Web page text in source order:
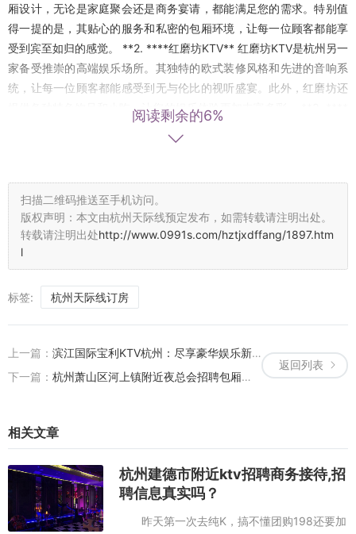
厢设计，无论是家庭聚会还是商务宴请，都能满足您的需求。特别值
得一提的是，其贴心的服务和私密的包厢环境，让每一位顾客都能享
受到宾至如归的感觉。 **2. ****红磨坊KTV** 红磨坊KTV是杭州另一
家备受推崇的高端娱乐场所。其独特的欧式装修风格和先进的音响系
统，让每一位顾客都能感受到无与伦比的视听盛宴。此外，红磨坊还
提供各种特色饮品和小吃，让您的娱乐体验更加丰富多彩。 **3. ****
钱柜KTV** 钱柜KTV以其专业的服务和丰富的曲库闻名于杭州。这里
不仅拥有数千首经典及流行歌曲，还配备了先进的音响设备。无论是
设计和贴心的服务，让每一位顾客都能感受到宾至如归的温馨。 **4.
****麦乐迪KTV** 麦乐迪KTV是杭州一家集娱乐、休闲、餐饮于一体
的综合性娱乐场所。其豪华的装修和丰富的娱乐设施，让每一位顾客
都能在这里找到属于自己的快乐。此外，麦乐迪还提供各种特色饮品
和小吃，让您的娱乐体验更加丰富多彩。 #### **案例分析：皇家壹
号KTV的豪华体验** 以皇家壹号KTV为例，其豪华程度令人叹为观
止。走进包厢，您会发现这里不仅拥有顶级的音响设备，还有专业的
灯光系统，让每一位顾客都能感受到身临其境的演唱会效果。此外，
皇家壹号KTV还提供各种特色饮品和小吃，让您的娱乐体验更加丰富
多彩。值得一提的是，其贴心的服务更是让每一位顾客都感受到了宾
至如归的温暖。无论是家庭聚会还是商务宴请，皇家壹号KTV都能满
的娱乐体验，更让每一位顾客都能在这里找到属于自己的快乐。无论
独特的魅力和专业的服务赢得了广大顾客的青睐。如果您正在寻找一
个放松身心、享受高端娱乐的场所，不妨来这些豪华KTV体验一下
阅读剩余的6%
扫描二维码推送至手机访问。
版权声明：本文由杭州天际线预定发布，如需转载请注明出处。
转载请注明出处http://www.0991s.com/hztjxdffang/1897.htm
l
标签: 杭州天际线订房
返回列表
上一篇： 滨江国际宝利KTV杭州：尽享豪华娱乐新体验
下一篇： 杭州萧山区河上镇附近夜总会招聘包厢管家,全职上班收入多少
相关文章
杭州建德市附近ktv招聘商务接待,招
聘信息真实吗？
昨天第一次去纯K，搞不懂团购198还要加